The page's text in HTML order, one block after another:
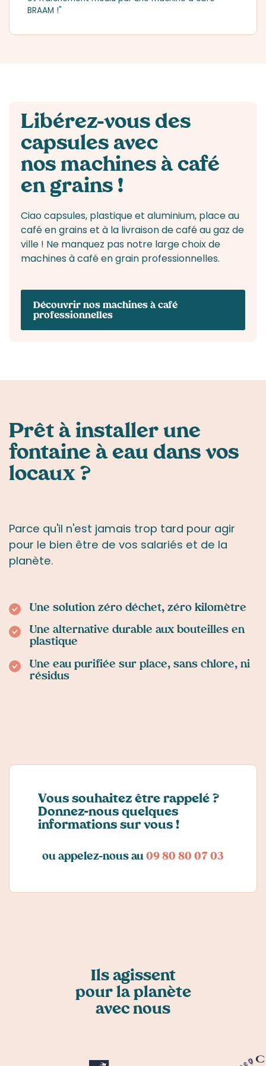
BRAAM !"
Libérez-vous des
capsules avec
nos machines à café
en grains !
Ciao capsules, plastique et aluminium, place au
café en grains et à la livraison de café au gaz de
ville ! Ne manquez pas notre large choix de
machines à café en grain professionnelles.
Découvrir nos machines à café
professionnelles
Prêt à installerune
fontaine à eaudans vos
locaux ?
Parce qu'il n'est jamais trop tard pour agir
pour le bien être de vos salariés et de la
planète.
Une solution zéro déchet, zéro kilomètre
Une alternative durable aux bouteilles en
plastique
Une eau purifiée sur place, sans chlore, ni
résidus
Vous souhaitez être rappelé ?
Donnez-nous quelques
informations sur vous !
ou appelez-nous au09 80 80 07 03
Ils agissent
pour la planète
avec nous